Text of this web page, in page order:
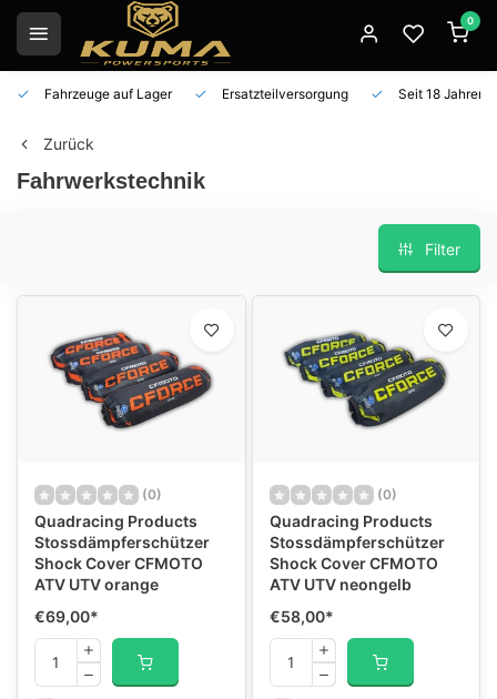
0
Fahrzeuge auf Lager Ersatzteilversorgung Seit 18 Jahren
Zurück
Fahrwerkstechnik
Filter
(0)
Quadracing Products
Stossdämpferschützer
Shock Cover CFMOTO
ATV UTV orange
€69,00*
(0)
Quadracing Products
Stossdämpferschützer
Shock Cover CFMOTO
ATV UTV neongelb
€58,00*